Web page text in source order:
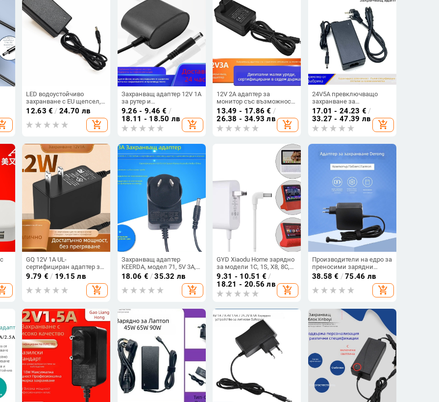
LED водоустойчиво
захранване с EU щепсел,
12V 3A / 12V 2.5A / 24V
1.5A, CE сертифицирано
12.63 € / 24.70 лв
add_shopping_cart
Захранващ адаптер 12V 1A
за рутер и
видеонаблюдение — 3C
сертифициран, китайски
стандарт, модел GQ13-
120100-CC
9.26 - 9.46 € /
18.11 - 18.50 лв
add_shopping_cart
12V 2A адаптер за
монитор със възможност
за персонализация (OEM
наличен)
13.49 - 17.86 € /
26.38 - 34.93 лв
add_shopping_cart
24V5A превключващо
захранване за
водопречистител,
настолно LED DC
захранване 24V 120W
17.01 - 24.23 € /
33.27 - 47.39 лв
add_shopping_cart
GQ 12V 1A UL-
сертифициран адаптер за
захранване за устройства
по американски стандарт
(сет-топ кутия, рутер,
9.79 € / 19.15 лв
add_shopping_cart
Захранващ адаптер
KEERDA, модел 71, 5V 3A,
Австралийски стандарт
SAA61558, оригинален,
OEM наличен, за мобилни
18.06 € /35.32 лв
add_shopping_cart
GYD Xiaodu Home зарядно
за модели 1C, 1S, X8, 8C,
8S — адаптер 12V 2A и
кабел 12V 1,5A
9.31 - 10.51 € /
18.21 - 20.56 лв
add_shopping_cart
Производители на едро за
преносими зарядни
устройства за младежки
компютри с бързо
зареждане с висока
мощност и различни
преносими захранвания
38.58 € /75.46 лв
add_shopping_cart